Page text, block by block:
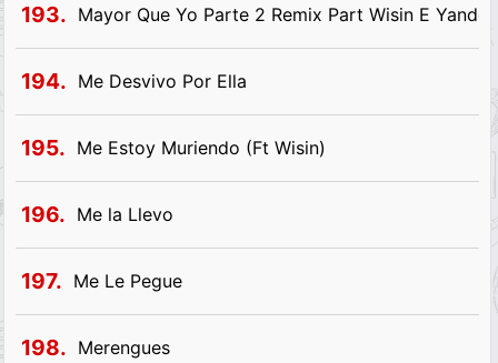
193. Mayor Que Yo Parte 2 Remix Part Wisin E
194. Me Desvivo Por Ella
195. Me Estoy Muriendo (Ft Wisin)
196. Me la Llevo
197. Me Le Pegue
198. Merengues